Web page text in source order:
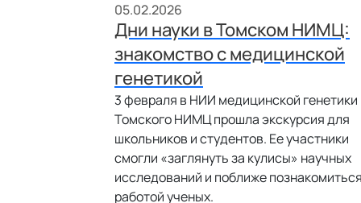
05.02.2026
Дни науки в Томском НИМЦ:
знакомство с медицинской
генетикой
3 февраля в НИИ медицинской генетики
Томского НИМЦ прошла экскурсия для
школьников и студентов. Ее участники
смогли «заглянуть за кулисы» научных
исследований и поближе
работой ученых.